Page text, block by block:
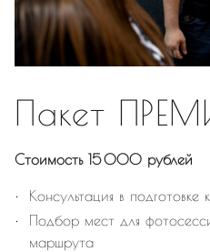
Пакет
Стоимость 15 000 рублей
Консультация в подготовке
Подбор мест для
маршрута